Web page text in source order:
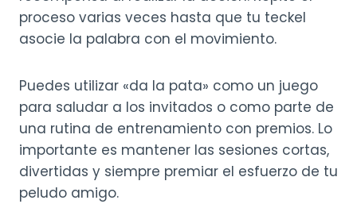
proceso varias veces hasta que tu teckel
asocie la palabra con el movimiento.
Puedes utilizar «da la pata» como un juego
para saludar a los invitados o como parte de
una rutina de entrenamiento con premios. Lo
importante es mantener las sesiones cortas,
divertidas y siempre premiar el esfuerzo de tu
peludo amigo.